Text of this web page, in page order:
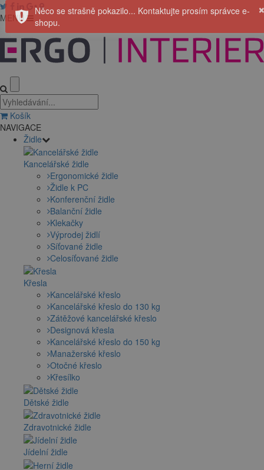
MENU
Košík
NAVIGACE
Židle
Kancelářské židle
Ergonomické židle
Židle k PC
Konferenční židle
Balanční židle
Klekačky
Výprodej židlí
Síťované židle
Celosíťované židle
Křesla
Kancelářské křeslo
Kancelářské křeslo do 130 kg
Zátěžové kancelářské křeslo
Designová křesla
Kancelářské křeslo do 150 kg
Manažerské křeslo
Otočné křeslo
Křesílko
Dětské židle
Zdravotnické židle
Jídelní židle
Něco se strašně pokazilo... Kontaktujte prosím správce e-
shopu.